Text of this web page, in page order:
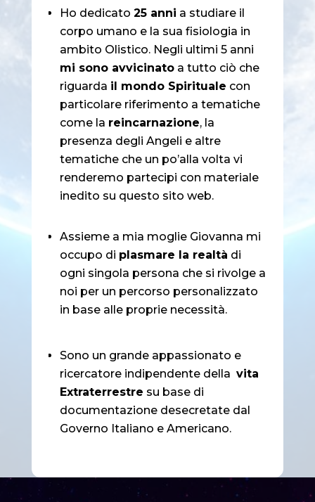
Ho dedicato 25 anni a studiare il
corpo umano e la sua fisiologia in
ambito Olistico. Negli ultimi 5 anni
mi sono avvicinatoa tutto ciò che
riguarda il mondo Spirituale con
particolare riferimento a tematiche
come la reincarnazione, la
presenza degli Angeli e altre
tematiche che un po’alla volta vi
renderemo partecipi con materiale
inedito su questo sito web.
Assieme a mia moglie Giovanna mi
occupo di plasmare la realtà di
ogni singola persona che si rivolge a
noi per un percorso personalizzato
in base alle proprie necessità.
Sono un grande appassionato e
ricercatore indipendente della vita
Extraterrestre su base di
documentazione desecretate dal
Governo Italiano e Americano.